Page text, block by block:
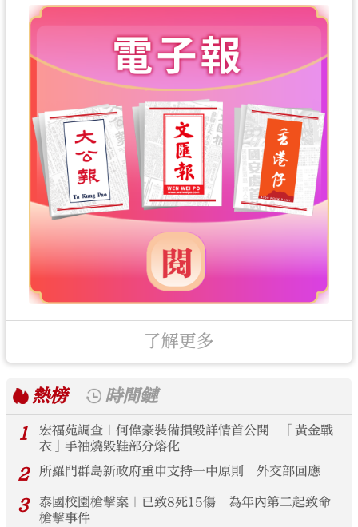
了解更多
熱榜
時間鏈
1
宏福苑調查｜何偉豪裝備損毀詳情首公開 「黃金戰
衣」手袖燒毀鞋部分熔化
2 所羅門群島新政府重申支持一中原則 外交部回應
3
泰國校園槍擊案｜已致8死15傷 為年內第二起致命
槍擊事件